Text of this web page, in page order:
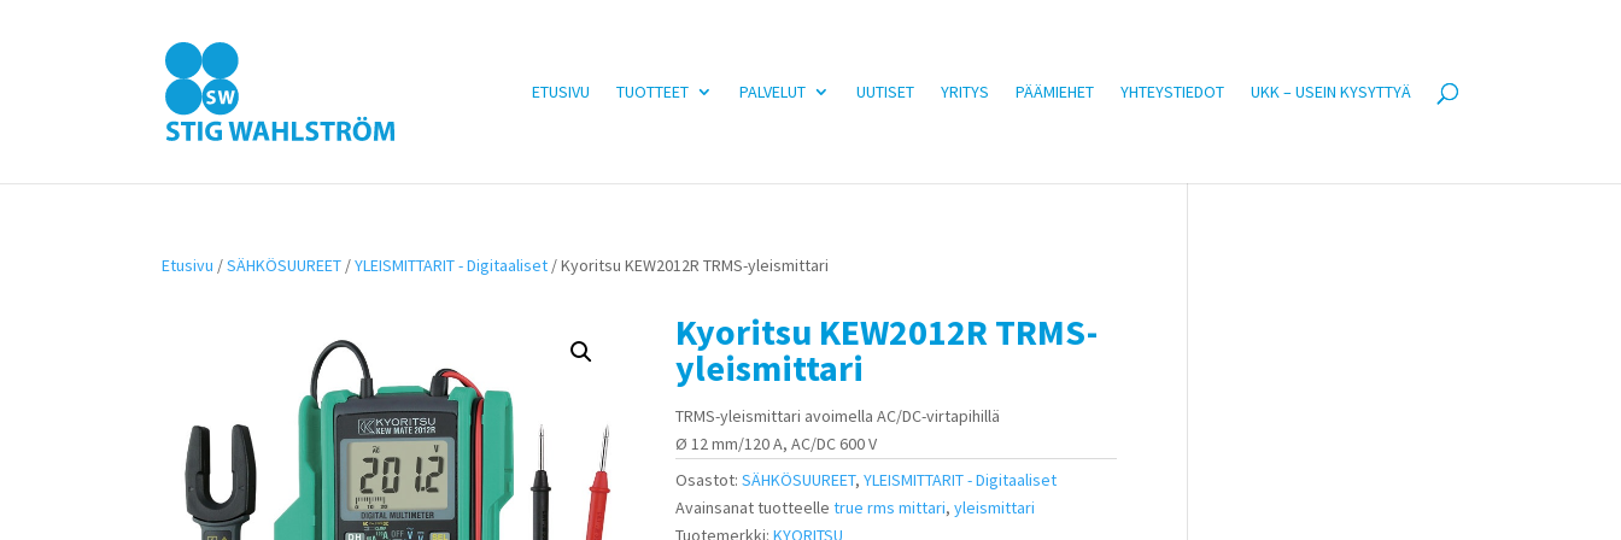
ETUSIVU TUOTTEET PALVELUT UUTISET YRITYS PÄÄMIEHET YHTEYSTIEDOT UKK – USEIN KYSYTTYÄ
Etusivu /SÄHKÖSUUREET /YLEISMITTARIT - Digitaaliset / Kyoritsu KEW2012R TRMS-yleismittari
Kyoritsu KEW2012R TRMS-
yleismittari
TRMS-yleismittari avoimella AC/DC-virtapihillä
Ø 12 mm/120 A, AC/DC 600 V
Osastot:SÄHKÖSUUREET,YLEISMITTARIT - Digitaaliset
Avainsanat tuotteelletrue rms mittari,yleismittari
Tuotemerkki:KYORITSU